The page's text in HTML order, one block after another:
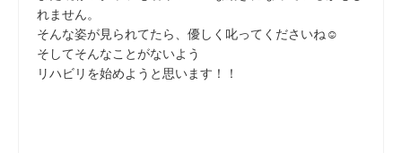
れません。
そんな姿が見られてたら、優しく叱ってくださいね☺
そしてそんなことがないよう
リハビリを始めようと思います！！